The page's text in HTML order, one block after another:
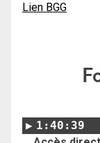
Lien BGG
1:40:39